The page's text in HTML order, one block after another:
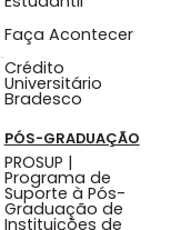
Faça Acontecer
Crédito
Universitário
Bradesco
PÓS-GRADUAÇÃO
PROSUP |
Programa de
Suporte à Pós-
Graduação de
Instituições de